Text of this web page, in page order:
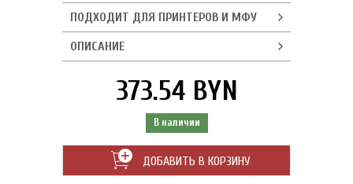
ПОДХОДИТ ДЛЯ ПРИНТЕРОВ И МФУ
ОПИСАНИЕ
373.54 BYN
В наличии
ДОБАВИТЬ В КОРЗИНУ